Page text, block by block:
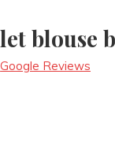
blouse
Google Reviews